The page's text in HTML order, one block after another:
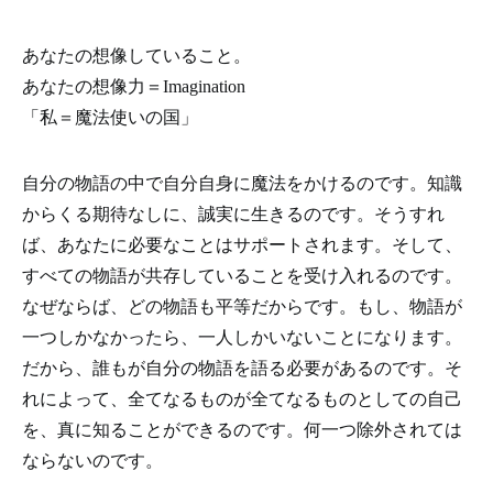
あなたの想像していること。
あなたの想像力＝Imagination
「私＝魔法使いの国」
自分の物語の中で自分自身に魔法をかけるのです。知識
からくる期待なしに、誠実に生きるのです。そうすれ
ば、あなたに必要なことはサポートされます。そして、
すべての物語が共存していることを受け入れるのです。
なぜならば、どの物語も平等だからです。もし、物語が
一つしかなかったら、一人しかいないことになります。
だから、誰もが自分の物語を語る必要があるのです。そ
れによって、全てなるものが全てなるものとしての自己
を、真に知ることができるのです。何一つ除外されては
ならないのです。